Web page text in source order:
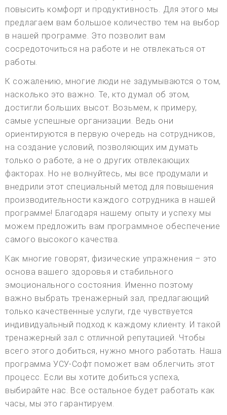
повысить комфорт и продуктивность. Для этого мы
предлагаем вам большое количество тем на выбор
в нашей программе. Это позволит вам
сосредоточиться на работе и не отвлекаться от
работы.
К сожалению, многие люди не задумываются о том,
насколько это важно. Те, кто думал об этом,
достигли больших высот. Возьмем, к примеру,
самые успешные организации. Ведь они
ориентируются в первую очередь на сотрудников,
на создание условий, позволяющих им думать
только о работе, а не о других отвлекающих
факторах. Но не волнуйтесь, мы все продумали и
внедрили этот специальный метод для повышения
производительности каждого сотрудника в нашей
программе! Благодаря нашему опыту и успеху мы
можем предложить вам программное обеспечение
самого высокого качества.
Как многие говорят, физические упражнения – это
основа вашего здоровья и стабильного
эмоционального состояния. Именно поэтому
важно выбрать тренажерный зал, предлагающий
только качественные услуги, где чувствуется
индивидуальный подход к каждому клиенту. И такой
тренажерный зал с отличной репутацией. Чтобы
всего этого добиться, нужно много работать. Наша
программа УСУ-Софт поможет вам облегчить этот
процесс. Если вы хотите добиться успеха,
выбирайте нас. Все остальное будет работать как
часы, мы это гарантируем.